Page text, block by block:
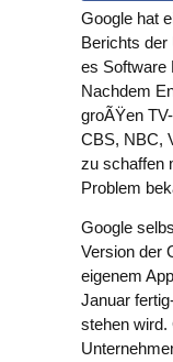
Google hat
Berichts der
es Software
Nachdem
groÃŸen
CBS, NBC,
zu schaffen
Problem
Google
Version der
eigenem
Januar
stehen wird.